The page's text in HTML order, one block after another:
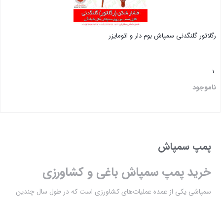
رگلاتور گلنگدنی سمپاش بوم دار و اتومایزر
1
ناموجود
پمپ سمپاش
خرید پمپ سمپاش باغی و کشاورزی
سمپاشی یکی از عمده عملیات‌های کشاورزی است که در طول سال چندین